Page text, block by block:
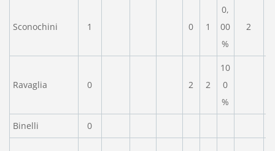
Sconochini 1 0 1
0,
00
%
2
Ravaglia 0 2 2
10
0
%
Binelli 0